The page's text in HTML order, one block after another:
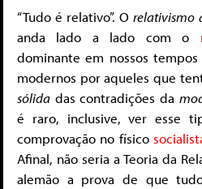
“Tudo é relativo”. O relativismo
anda lado a lado com o
dominante em nossos
modernos por aqueles que
sólida das contradições da
é raro, inclusive, ver esse
comprovação no físico
Afinal, não seria a Teoria da
alemão a prova de que